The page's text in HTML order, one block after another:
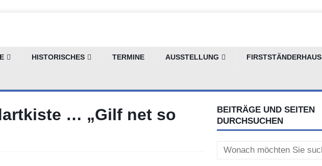
HISTORISCHES TERMINE AUSSTELLUNG FIRSTSTÄNDERHAUS
… „Gilf net so
BEITRÄGE UND SEITEN
DURCHSUCHEN
Search
for: